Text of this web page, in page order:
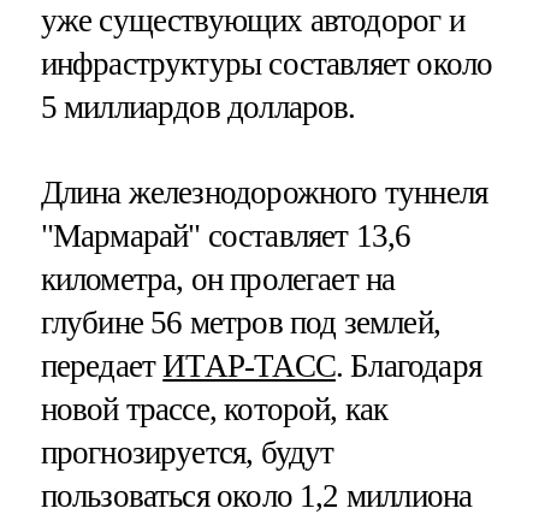
уже существующих автодорог и
инфраструктуры составляет около
5 миллиардов долларов.
Длина железнодорожного туннеля
"Мармарай" составляет 13,6
километра, он пролегает на
глубине 56 метров под землей,
передаетИТАР-ТАСС. Благодаря
новой трассе, которой, как
прогнозируется, будут
пользоваться около 1,2 миллиона